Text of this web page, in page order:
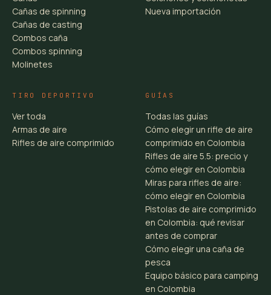
Cañas de spinning
Cañas de casting
Combos caña
Combos spinning
Molinetes
Nueva importación
TIRO DEPORTIVO
Ver toda
Armas de aire
Rifles de aire comprimido
GUÍAS
Todas las guías
Cómo elegir un rifle de aire
comprimido en Colombia
Rifles de aire 5.5: precio y
cómo elegir en Colombia
Miras para rifles de aire:
cómo elegir en Colombia
Pistolas de aire comprimido
en Colombia: qué revisar
antes de comprar
Cómo elegir una caña de
pesca
Equipo básico para camping
en Colombia